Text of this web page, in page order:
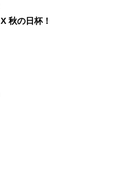
秋の日杯！